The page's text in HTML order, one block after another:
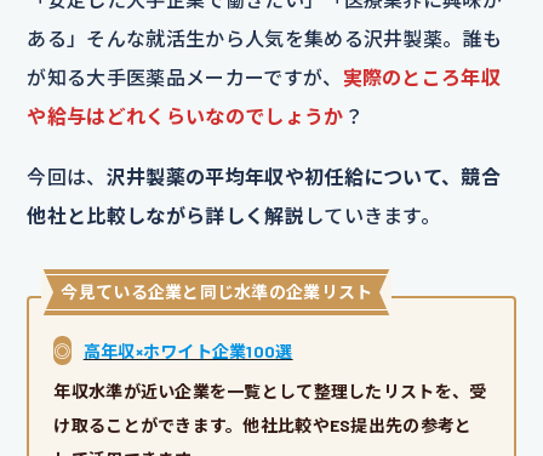
ある」そんな就活生から人気を集める沢井製薬。誰も
が知る大手医薬品メーカーですが、 実際のところ年収
や給与はどれくらいなのでしょうか ？
今回は、 沢井製薬の平均年収や初任給について、競合
他社と比較しながら詳しく解説 していきます。
今見ている企業と同じ水準の企業リスト
◎
高年収×ホワイト企業100選
年収水準が近い企業を一覧として整理したリストを、受
け取ることができます。他社比較やES提出先の参考と